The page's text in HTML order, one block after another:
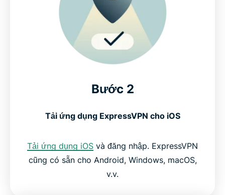
Bước 2
Tải ứng dụng ExpressVPN cho iOS
Tải ứng dụng iOS và đăng nhập. ExpressVPN
cũng có sẵn cho Android, Windows, macOS,
v.v.